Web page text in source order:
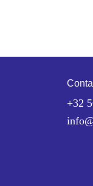
+32